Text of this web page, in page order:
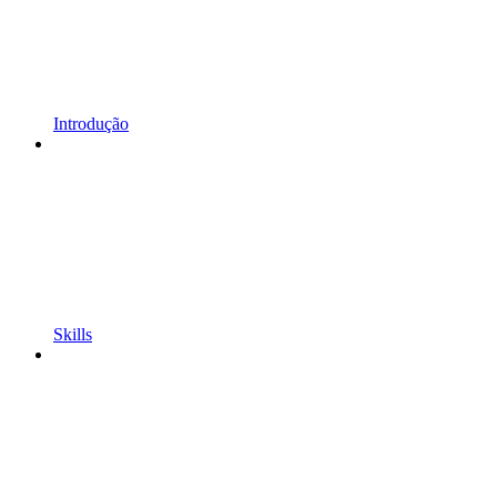
Introdução
Skills